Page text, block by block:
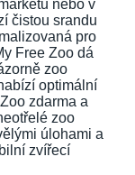
nebo v
čistou srandu
pro
Free Zoo dá
zoo
optimální
zdarma a
zoo
úlohami a
zvířecí